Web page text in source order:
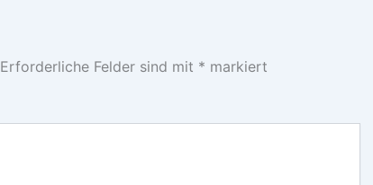
Erforderliche Felder sind mit * markiert